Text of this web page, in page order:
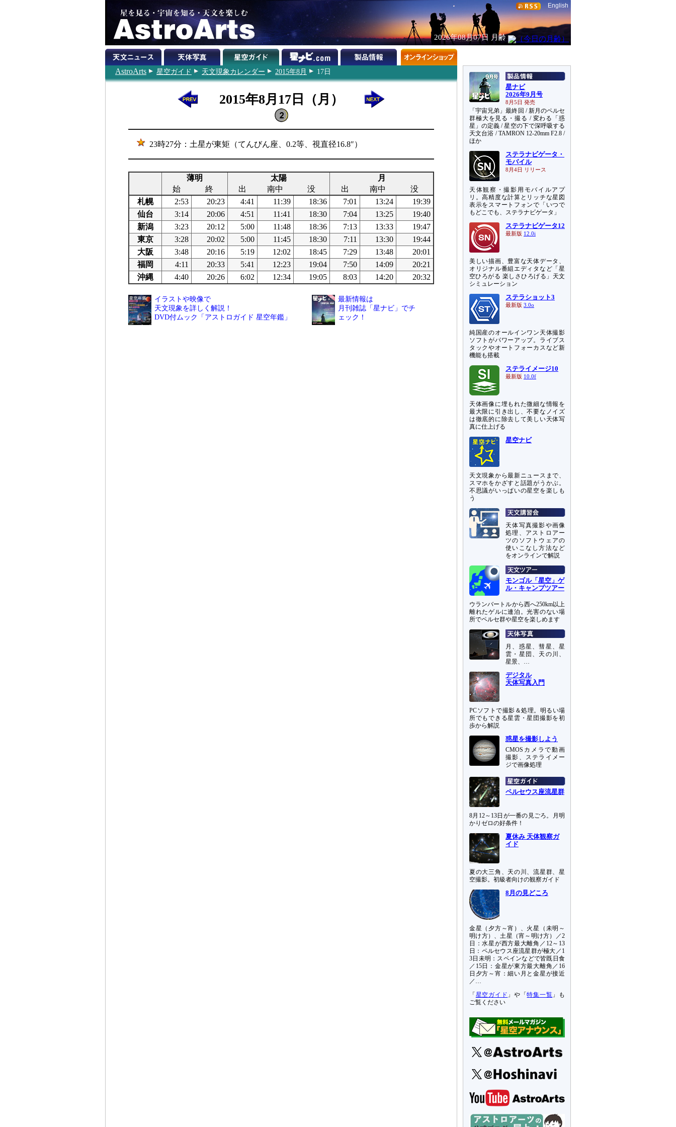
English
2026年08月07日 月齢
AstroArts 星空ガイド 天文現象カレンダー 2015年8月 17日
2015年8月17日（月）
23時27分：土星が東矩（てんびん座、0.2等、視直径16.8″）
薄明 太陽
月
始
終 出 南中 没 出 南中
没
札幌
2:53 20:23 4:41 11:39 18:36 7:01 13:24
19:39
仙台
3:14 20:06 4:51 11:41 18:30 7:04 13:25
19:40
新潟
3:23 20:12 5:00 11:48 18:36 7:13 13:33
19:47
東京
3:28 20:02 5:00 11:45 18:30 7:11 13:30
19:44
大阪
3:48 20:16 5:19 12:02 18:45 7:29 13:48
20:01
福岡
4:11 20:33 5:41 12:23 19:04 7:50 14:09
20:21
沖縄
4:40 20:26 6:02 12:34 19:05 8:03 14:20 20:32
イラストや映像で
天文現象を詳しく解説！
DVD付ムック「アストロガイド 星空年鑑」
最新情報は
月刊雑誌「星ナビ」でチ
ェック！
星ナビ
2026年9月号
8月5日 発売
「宇宙兄弟」最終回 / 新月のペルセ
群極大を見る・撮る / 変わる「惑
星」の定義 / 星空の下で深呼吸する
天文台浴 / TAMRON 12-20mm F2.8 /
ほか
ステラナビゲータ・
モバイル
8月4日 リリース
天体観察・撮影用モバイルアプ
リ。高精度な計算とリッチな星図
表示をスマートフォンで「いつで
もどこでも、ステラナビゲータ」
ステラナビゲータ12
最新版 12.0i
美しい描画、豊富な天体データ、
オリジナル番組エディタなど「星
空ひろがる 楽しさひろげる」天文
シミュレーション
ステラショット3
最新版 3.0o
純国産のオールインワン天体撮影
ソフトがパワーアップ。ライブス
タックやオートフォーカスなど新
機能も搭載
ステライメージ10
最新版 10.0f
天体画像に埋もれた微細な情報を
最大限に引き出し、不要なノイズ
は徹底的に除去して美しい天体写
真に仕上げる
星空ナビ
天文現象から最新ニュースまで、
スマホをかざすと話題がうかぶ。
不思議がいっぱいの星空を楽しも
う
天体写真撮影や画像
処理、アストロアー
ツのソフトウェアの
使いこなし方法など
をオンラインで解説
モンゴル「星空」ゲ
ル・キャンプツアー
ウランバートルから西へ250km以上
離れたゲルに連泊。光害のない場
所でペルセ群や星空を楽しめます
月、惑星、彗星、星
雲・星団、天の川、
星景、…
デジタル
天体写真入門
PCソフトで撮影＆処理。明るい場
所でもできる星雲・星団撮影を初
歩から解説
惑星を撮影しよう
CMOSカメラで動画
撮影、ステライメー
ジで画像処理
ペルセウス座流星群
8月12～13日が一番の見ごろ。月明
かりゼロの好条件！
夏休み 天体観察ガ
イド
夏の大三角、天の川、流星群、星
空撮影。初級者向けの観察ガイド
8月の見どころ
金星（夕方～宵）、火星（未明～
明け方）、土星（宵～明け方）／2
日：水星が西方最大離角／12～13
日：ペルセウス座流星群が極大／1
3日未明：スペインなどで皆既日食
／15日：金星が東方最大離角／16
日夕方～宵：細い月と金星が接近
／…
「 星空ガイド 」や「特集一覧 」も
ご覧ください